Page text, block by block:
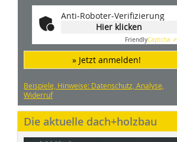
Anti-Roboter-Verifizierung
Hier klicken
FriendlyCaptcha ⇗
» Jetzt anmelden!
Beispiele, Hinweise: Datenschutz, Analyse,
Widerruf
Die aktuelle dach+holzbau